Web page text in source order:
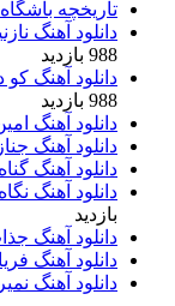
تاریخچه باشگاه
دانلود آهنگ
988 بازدید
دانلود آهنگ
988 بازدید
دانلود آهنگ
دانلود آهنگ
دانلود آهنگ
دانلود آهنگ
بازدید
دانلود آهنگ
دانلود آهنگ
دانلود آهنگ